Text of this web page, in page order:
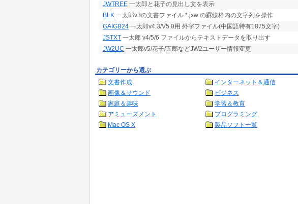
JWTREE 一太郎と花子の見出し文を表示
BLK 一太郎v3の文書ファイル *.jxw の罫線枠内の文字列を操作
GAIGB24 一太郎v4.3/V5.0用 外字ファイル(中国語特有1875文字)
JSTXT 一太郎 v4/5/6 ファイルからテキストデータを取り出す
JW2UC 一太郎v5/花子/五郎などJW2ユーザー情報変更
カテゴリーから選ぶ
文書作成
インターネット＆通信
画像＆サウンド
ビジネス
家庭＆趣味
学習＆教育
アミューズメント
プログラミング
Mac OS X
製品ソフト一覧